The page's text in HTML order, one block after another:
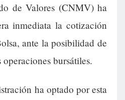
de Valores (CNMV) ha
inmediata la cotización
ante la posibilidad de
bursátiles.
ha optado por esta